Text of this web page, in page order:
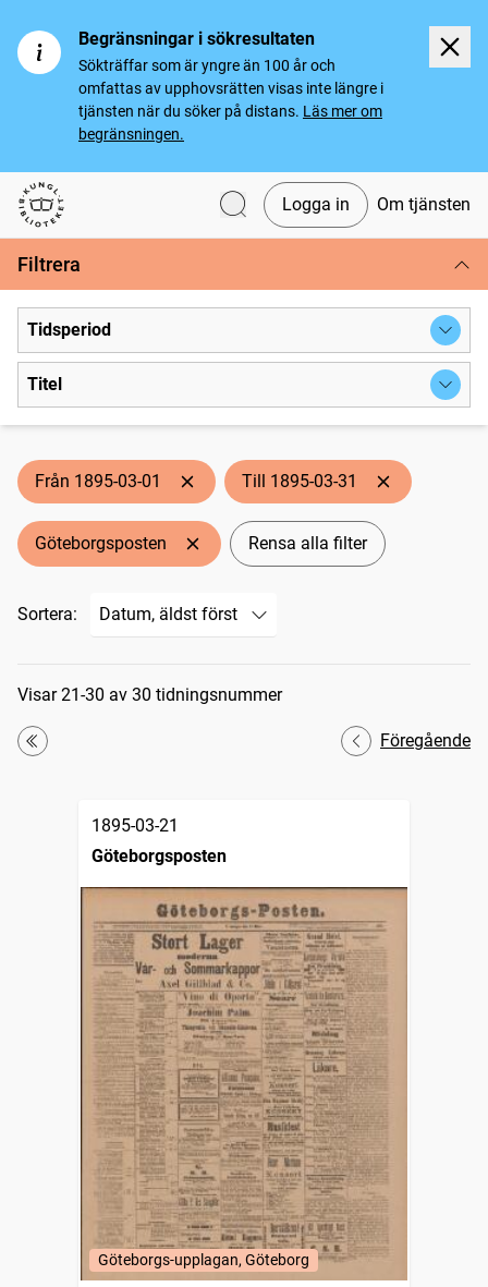
Begränsningar i sökresultaten
Sökträffar som är yngre än 100 år och
omfattas av upphovsrätten visas inte längre i
tjänsten när du söker på distans. Läs mer om
begränsningen.
Svenska tidningar
Logga in Om tjänsten
Filtrera
Tidsperiod
Titel
Från 1895-03-01 Till 1895-03-31
Göteborgsposten Rensa alla filter
Sortera:
Sökresultat
Visar 21-30 av 30 tidningsnummer
Första
Föregående
1895-03-21
Göteborgsposten
Göteborgs-upplagan, Göteborg